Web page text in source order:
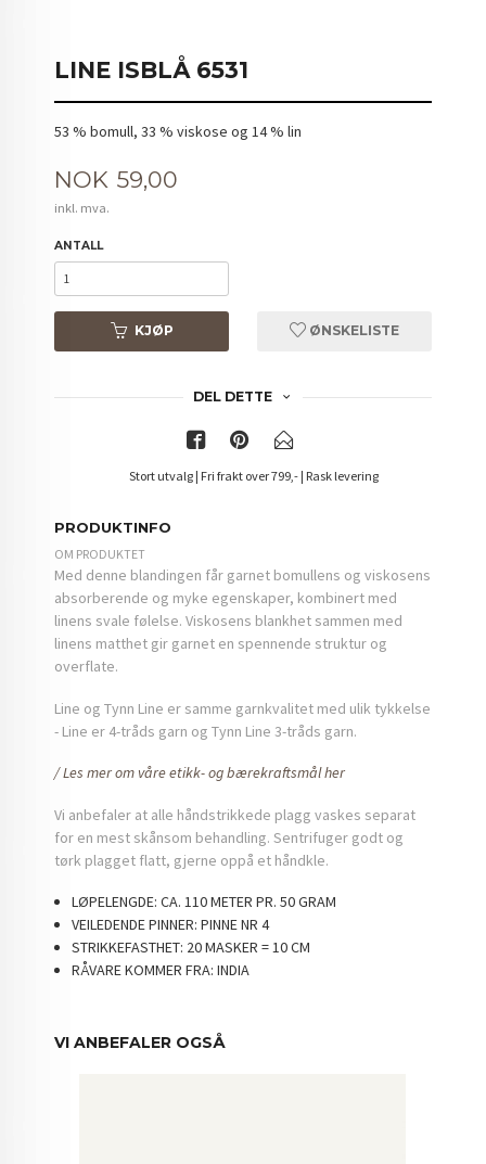
LINE ISBLÅ 6531
53 % bomull, 33 % viskose og 14 % lin
Pris
NOK 59,00
inkl. mva.
ANTALL
KJØP ØNSKELISTE
DEL DETTE
Stort utvalg | Fri frakt over 799,- | Rask levering
PRODUKTINFO
OM PRODUKTET
Med denne blandingen får garnet bomullens og viskosens
absorberende og myke egenskaper, kombinert med
linens svale følelse. Viskosens blankhet sammen med
linens matthet gir garnet en spennende struktur og
overflate.
Line og Tynn Line er samme garnkvalitet med ulik tykkelse
- Line er 4-tråds garn og Tynn Line 3-tråds garn.
/ Les mer om våre etikk- og bærekraftsmål her
Vi anbefaler at alle håndstrikkede plagg vaskes separat
for en mest skånsom behandling. Sentrifuger godt og
tørk plagget flatt, gjerne oppå et håndkle.
LØPELENGDE: CA. 110 METER PR. 50 GRAM
VEILEDENDE PINNER: PINNE NR 4
STRIKKEFASTHET: 20 MASKER = 10 CM
RÅVARE KOMMER FRA: INDIA
VI ANBEFALER OGSÅ